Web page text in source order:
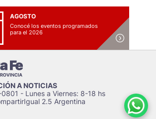
AGOSTO
Conocé los eventos programados
para el 2026
A NOTICIAS
- Lunes a Viernes: 8-18 hs
2.5 Argentina